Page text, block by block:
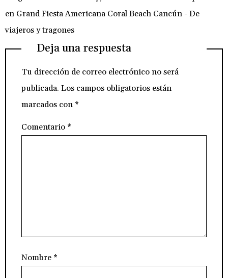
en Grand Fiesta Americana Coral Beach Cancún - De
viajeros y tragones
Deja una respuesta
Tu dirección de correo electrónico no será
publicada. Los campos obligatorios están
marcados con *
Comentario *
Nombre *